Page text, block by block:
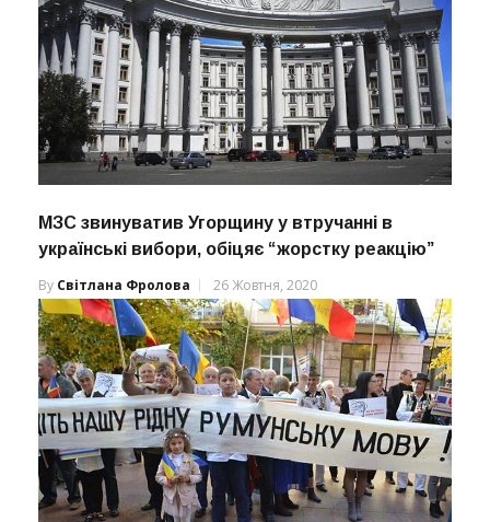
МЗС звинуватив Угорщину у втручанні в
українські вибори, обіцяє “жорстку реакцію”
By Світлана Фролова 26 Жовтня, 2020